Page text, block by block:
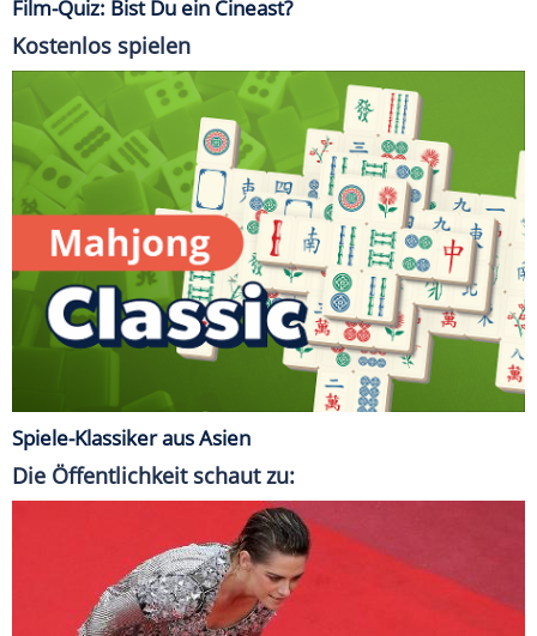
Film-Quiz: Bist Du ein Cineast?
Kostenlos spielen
Spiele-Klassiker aus Asien
Die Öffentlichkeit schaut zu: